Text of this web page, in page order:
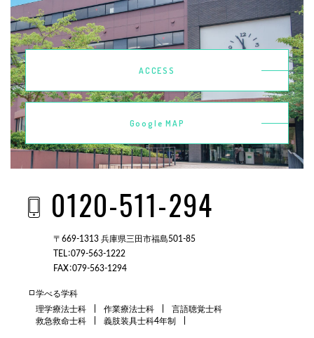
ACCESS
Google MAP
0120-511-294
〒669-1313 兵庫県三田市福島501-85
TEL：079-563-1222
FAX：079-563-1294
学べる学科
理学療法士科
作業療法士科
言語聴覚士科
救急救命士科
義肢装具士科4年制